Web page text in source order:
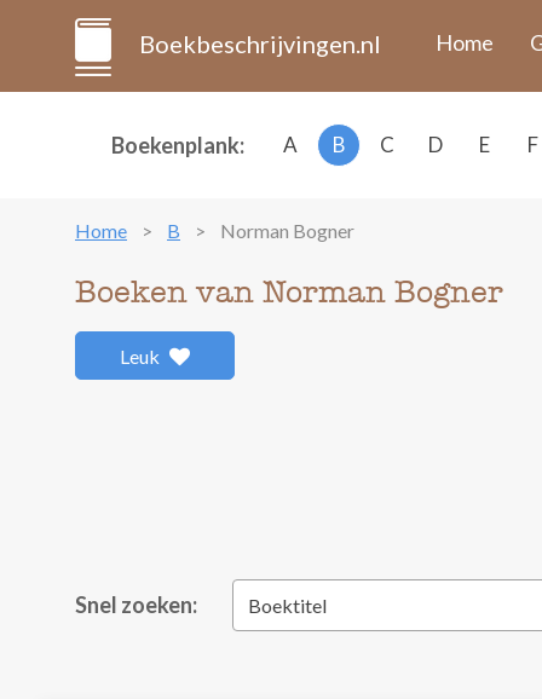
Boekbeschrijvingen.nl Home
Boekenplank: A B C D E F
Home B Norman Bogner
Boeken van Norman Bogner
Leuk
Snel zoeken: Boektitel